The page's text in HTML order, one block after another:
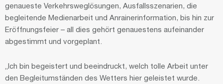
genaueste Verkehrsweglösungen, Ausfallsszenarien, die
begleitende Medienarbeit und Anrainerinformation, bis hin zur
Eröffnungsfeier – all dies gehört genauestens aufeinander
abgestimmt und vorgeplant.
„Ich bin begeistert und beeindruckt, welch tolle Arbeit unter
den Begleitumständen des Wetters hier geleistet wurde.